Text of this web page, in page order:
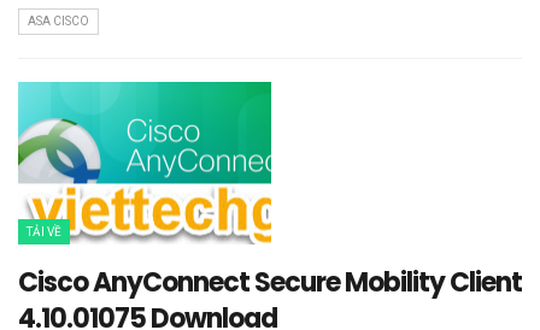
ASA CISCO
TẢI VỀ
Cisco AnyConnect Secure Mobility Client
4.10.01075 Download